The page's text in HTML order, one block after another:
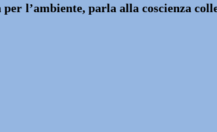
l’ambiente, parla alla coscienza